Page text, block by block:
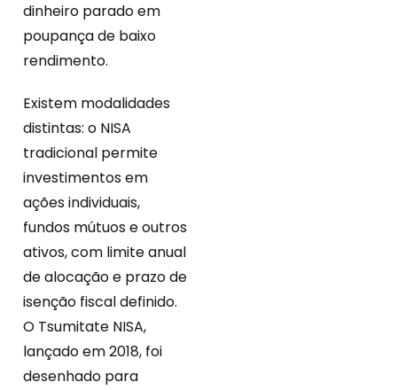
dinheiro parado em
poupança de baixo
rendimento.
Existem modalidades
distintas: o NISA
tradicional permite
investimentos em
ações individuais,
fundos mútuos e outros
ativos, com limite anual
de alocação e prazo de
isenção fiscal definido.
O Tsumitate NISA,
lançado em 2018, foi
desenhado para